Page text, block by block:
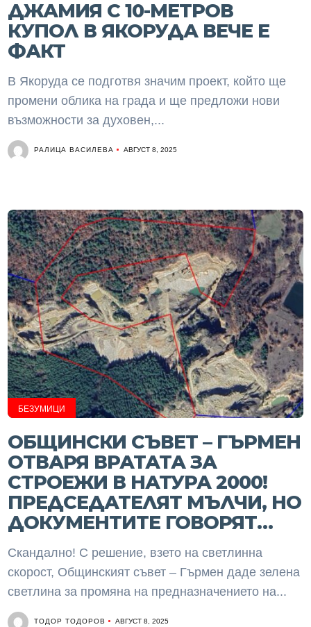
ДЖАМИЯ С 10-МЕТРОВ
КУПОЛ В ЯКОРУДА ВЕЧЕ Е
ФАКТ
В Якоруда се подготвя значим проект, който ще
промени облика на града и ще предложи нови
възможности за духовен,...
РАЛИЦА ВАСИЛЕВА АВГУСТ 8, 2025
БЕЗУМИЦИ
ОБЩИНСКИ СЪВЕТ – ГЪРМЕН
ОТВАРЯ ВРАТАТА ЗА
СТРОЕЖИ В НАТУРА 2000!
ПРЕДСЕДАТЕЛЯТ МЪЛЧИ, НО
ДОКУМЕНТИТЕ ГОВОРЯТ…
Скандално! С решение, взето на светлинна
скорост, Общинският съвет – Гърмен даде зелена
светлина за промяна на предназначението на...
ТОДОР ТОДОРОВ АВГУСТ 8, 2025